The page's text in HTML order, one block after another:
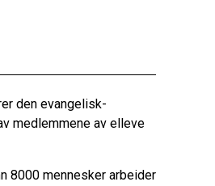
den evangelisk-
medlemmene av elleve
8000 mennesker arbeider